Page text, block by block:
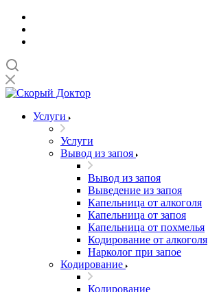
Услуги
Услуги
Вывод из запоя
Вывод из запоя
Выведение из запоя
Капельница от алкоголя
Капельница от запоя
Капельница от похмелья
Кодирование от алкоголя
Нарколог при запое
Кодирование
Кодирование